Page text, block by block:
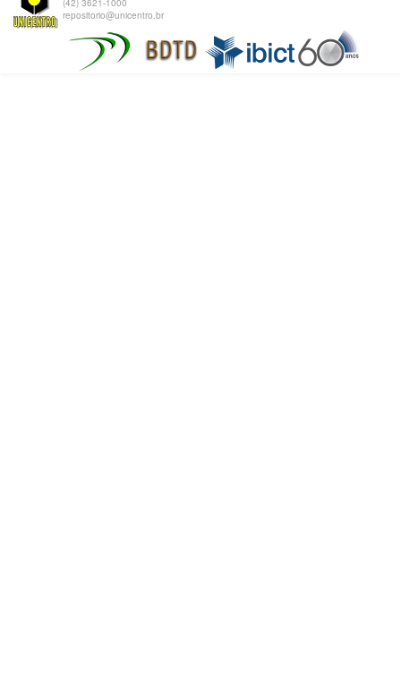
(42) 3621-1000
repositorio@unicentro.br